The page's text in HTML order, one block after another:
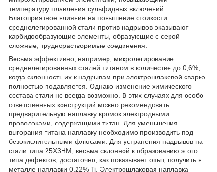
температуру плавления сульфидных включений.
Благоприятное влияние на повышение стойкости
среднелегированной стали против надрывов оказывают
карбидообразующие элементы, образующие с серой
сложные, труднорастворимые соединения.
Весьма эффективно, например, микролегирование
среднелегированных сталей титаном в количестве до 0,6%,
когда склонность их к надрывам при электрошлаковой сварке
полностью подавляется. Однако изменение химического
состава стали не всегда возможно. В этих случаях для особо
ответственных конструкций можно рекомендовать
предварительную наплавку кромок электродными
проволоками, содержащими титан. Для уменьшения
выгорания титана наплавку необходимо производить под
безокислительными флюсами. Для устранения надрывов на
стали типа 25Х3НМ, весьма склонной к образованию этого
типа дефектов, достаточно, как показывает опыт, получить в
металле наплавки 0,22% Ti. Электрошлаковая наплавка